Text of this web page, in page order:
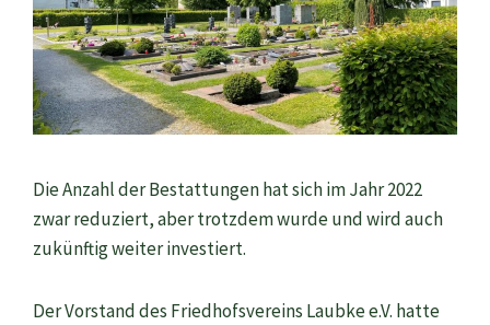
Die Anzahl der Bestattungen hat sich im Jahr 2022
zwar reduziert, aber trotzdem wurde und wird auch
zukünftig weiter investiert.
Der Vorstand des Friedhofsvereins Laubke e.V. hatte